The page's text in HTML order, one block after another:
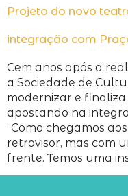
Projeto do novo
integração com
Cem anos após a
a Sociedade de
modernizar e
apostando na
“Como chegamos
retrovisor, mas com
frente. Temos uma